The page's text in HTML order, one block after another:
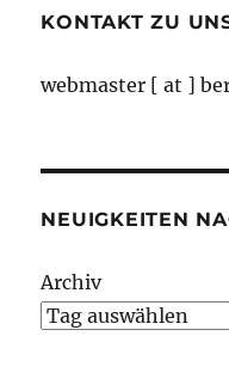
KONTAKT ZU
webmaster [ at ]
NEUIGKEITEN
Archiv